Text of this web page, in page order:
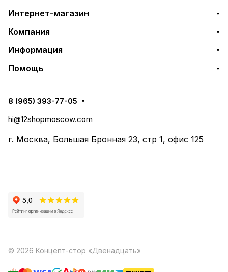
Интернет-магазин
Компания
Информация
Помощь
8 (965) 393-77-05
hi@12shopmoscow.com
г. Москва, Большая Бронная 23, стр 1, офис 125
© 2026 Концепт-стор «Двенадцать»